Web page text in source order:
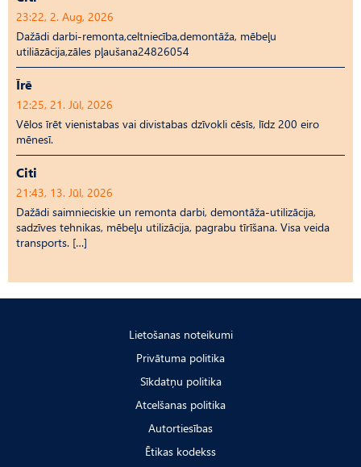
23:22, 2. Aug, 2026
Dažādi darbi-remonta,celtniecība,demontāža, mēbeļu
utiliāzācija,zāles pļaušana24826054
Īrē
12:25, 21. Jūl, 2026
Vēlos īrēt vienistabas vai divistabas dzīvokli cēsīs, līdz 200 eiro
mēnesī.
Citi
21:43, 13. Jūl, 2026
Dažādi saimnieciskie un remonta darbi, demontāža-utilizācija,
sadzīves tehnikas, mēbeļu utilizācija, pagrabu tīrīšana. Visa veida
transports. […]
Lietošanas noteikumi
Privātuma politika
Sīkdatņu politika
Atcelšanas politika
Autortiesības
Ētikas kodekss